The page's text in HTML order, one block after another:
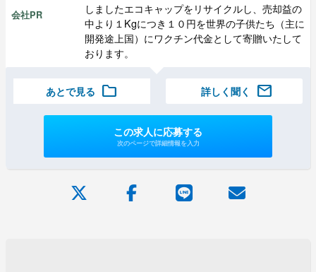
会社PR
しましたエコキャップをリサイクルし、売却益の
中より１Kgにつき１０円を世界の子供たち（主に
開発途上国）にワクチン代金として寄贈いたして
おります。
あとで見る folder 詳しく聞く mail
この求人に応募する
次のページで詳細情報を入力